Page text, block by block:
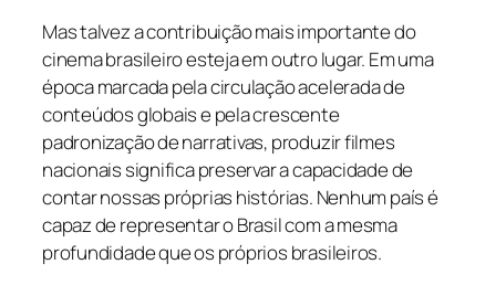
Mas talvez a contribuição mais importante do
cinema brasileiro esteja em outro lugar. Em uma
época marcada pela circulação acelerada de
conteúdos globais e pela crescente
padronização de narrativas, produzir filmes
nacionais significa preservar a capacidade de
contar nossas próprias histórias. Nenhum país é
capaz de representar o Brasil com a mesma
profundidade que os próprios brasileiros.